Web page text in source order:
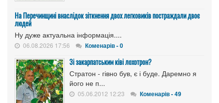
На Перечинщині внаслідок зіткнення двох легковиків постраждали двоє
людей
Ну дуже актуальна інформація....
06.08.2026 17:56 Коменарів - 0
Зі закарпатським ківі лохотрон?
Стратон - гівно був, є і буде. Даремно я
його не п...
05.06.2012 12:23 Коменарів - 49